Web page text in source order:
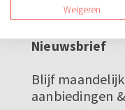
Nieuwsbrief
Blijf
aanbiedingen
Weigeren